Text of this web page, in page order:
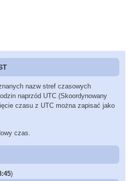
nazw stref czasowych
naprzód UTC (Skoordynowany
czasu z UTC można zapisać jako
czas.
)